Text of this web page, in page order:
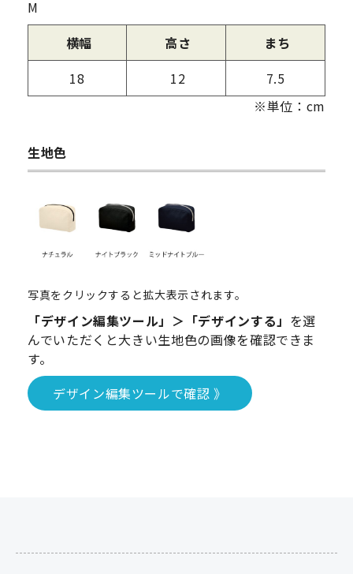
M
横幅
高さ
まち
18
12
7.5
※単位：cm
生地色
写真をクリックすると拡大表示されます。
「デザイン編集ツール」＞「デザインする」 を選
んでいただくと大きい生地色の画像を確認できま
す。
デザイン編集ツールで確認 》